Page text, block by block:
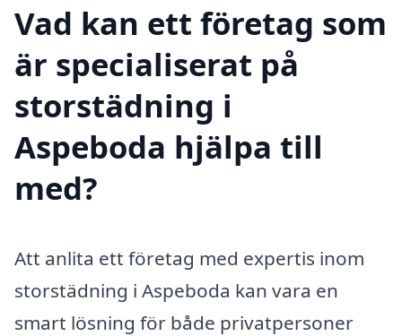
Vad kan ett företag som
är specialiserat på
storstädning i
Aspeboda hjälpa till
med?
Att anlita ett företag med expertis inom
storstädning i Aspeboda kan vara en
smart lösning för både privatpersoner